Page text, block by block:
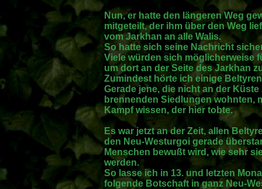
Nun, er hatte den längeren Weg
mitgeteilt, der ihm über den Weg
vom Jarkhan an alle Walis.
So hatte sich seine Nachricht
Viele würden sich möglicherweise
um dort an der Seite des Jarkhan
Zumindest hörte ich einige
Gerade jene, die nicht an der
brennenden Siedlungen wohnten,
Kampf wissen, der hier tobte.
Es war jetzt an der Zeit, allen
den Neu-Westurgoi gerade
Menschen bewußt wird, wie sehr
werden.
So lasse ich in 13. und letzten
folgende Botschaft in ganz Neu-